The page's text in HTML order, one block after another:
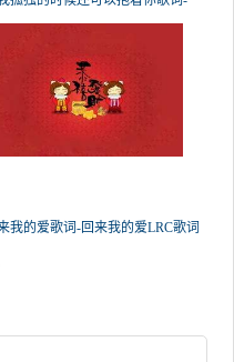
我的爱歌词-回来我的爱LRC歌词